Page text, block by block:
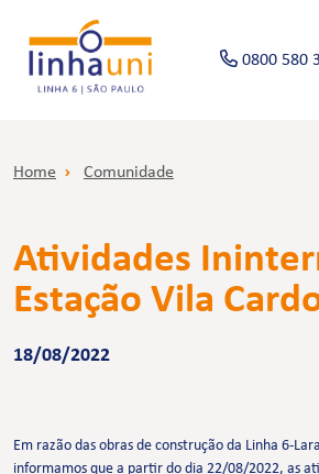
0800 580
Home Comunidade
Atividades
Estação Vila
18/08/2022
Em razão das obras de construção da Linha 6-
informamos que a partir do dia 22/08/2022, as